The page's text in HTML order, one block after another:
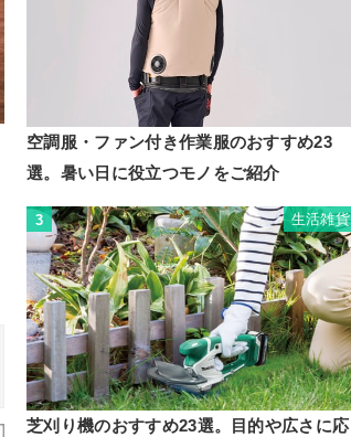
空調服・ファン付き作業服のおすすめ23
選。暑い日に役立つモノをご紹介
3 生活雑貨
芝刈り機のおすすめ23選。目的や広さに応